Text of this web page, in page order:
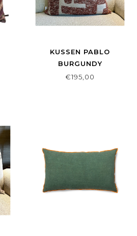
KUSSEN PABLO
BURGUNDY
€195,00